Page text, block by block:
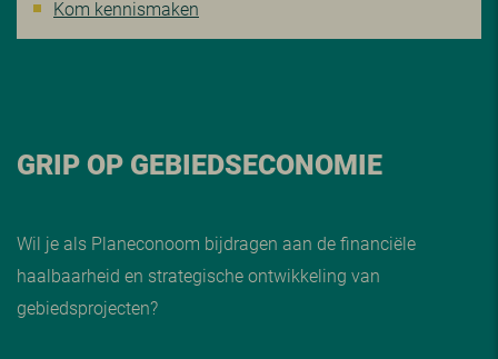
Kom kennismaken
GRIP OP GEBIEDSECONOMIE
Wil je als Planeconoom bijdragen aan de financiële
haalbaarheid en strategische ontwikkeling van
gebiedsprojecten?